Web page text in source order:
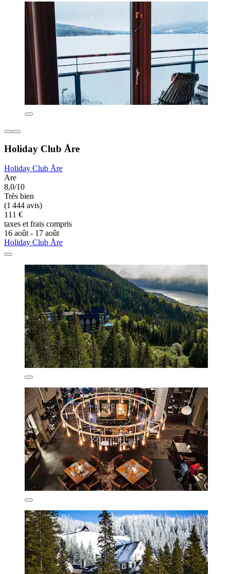
Holiday Club Åre
Holiday Club Åre
Are
8,0/10
Très bien
(1 444 avis)
111 €
taxes et frais compris
16 août - 17 août
Holiday Club Åre